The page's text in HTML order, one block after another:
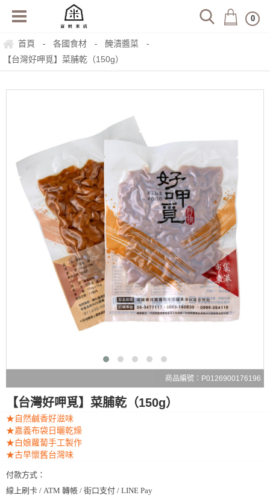
0
首頁 - 各國食材 - 醃漬醬菜 -
【台灣好呷覓】菜脯乾（150g）
商品編號：P0126900176196
【台灣好呷覓】菜脯乾（150g）
★自然鹹香好滋味
★嘉義布袋日曬乾燥
★白娘蘿蔔手工製作
★古早懷舊台灣味
付款方式：
線上刷卡 / ATM 轉帳 / 街口支付 / LINE Pay